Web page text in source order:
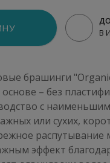
В
брашинги
– без
с
или сухих,
распутывание
эффект